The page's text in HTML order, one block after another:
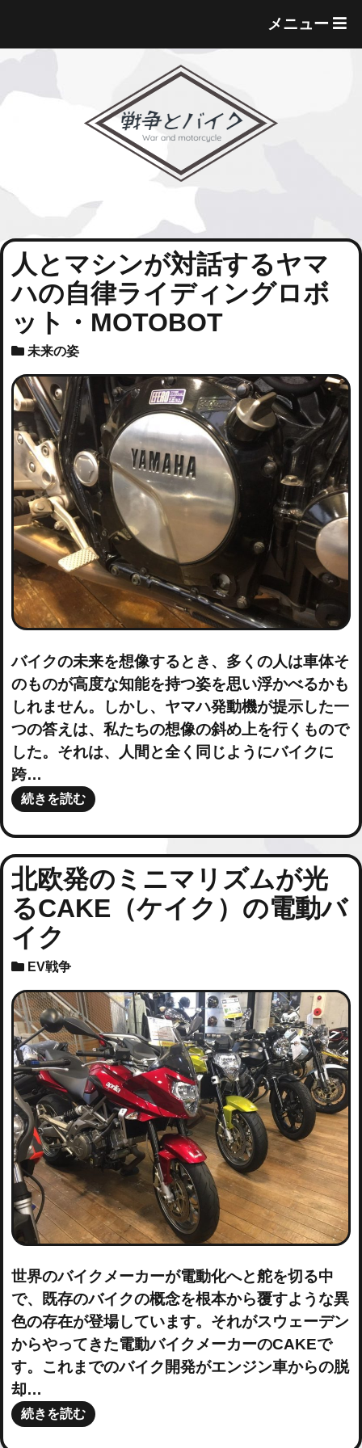
メニュー
T
人とマシンが対話するヤマ
ハの自律ライディングロボ
ット・MOTOBOT
未来の姿
バイクの未来を想像するとき、多くの人は車体そ
のものが高度な知能を持つ姿を思い浮かべるかも
しれません。しかし、ヤマハ発動機が提示した一
つの答えは、私たちの想像の斜め上を行くもので
した。それは、人間と全く同じようにバイクに
跨…
続きを読む
北欧発のミニマリズムが光
るCAKE（ケイク）の電動バ
イク
EV戦争
世界のバイクメーカーが電動化へと舵を切る中
で、既存のバイクの概念を根本から覆すような異
色の存在が登場しています。それがスウェーデン
からやってきた電動バイクメーカーのCAKEで
す。これまでのバイク開発がエンジン車からの脱
却…
続きを読む